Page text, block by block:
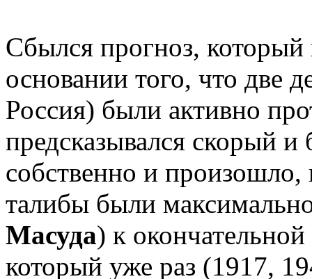
Сбылся прогноз,
основании того, что
Россия) были активно
предсказывался скорый
собственно и произошло,
талибы были
Масуда) к
который уже раз (1917,